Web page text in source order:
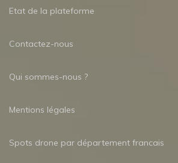
Etat de la plateforme
Contactez-nous
Qui sommes-nous ?
Mentions légales
Spots drone par département francais